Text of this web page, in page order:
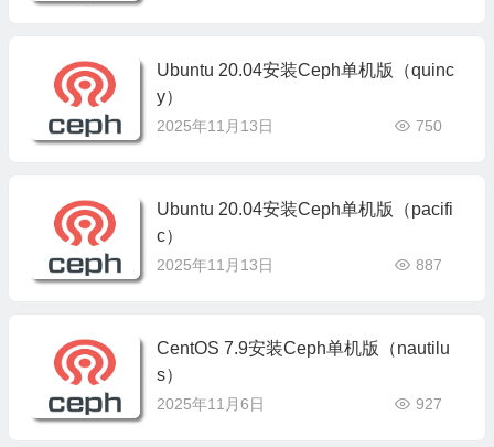
Ubuntu 20.04安装Ceph单机版（quinc
y）
2025年11月13日 750
Ubuntu 20.04安装Ceph单机版（pacifi
c）
2025年11月13日 887
CentOS 7.9安装Ceph单机版（nautilu
s）
2025年11月6日 927